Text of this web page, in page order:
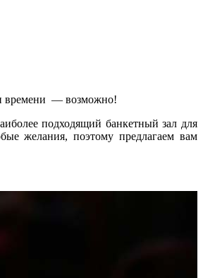
и времени — возможно!
подходящий банкетный зал для
желания, поэтому предлагаем вам